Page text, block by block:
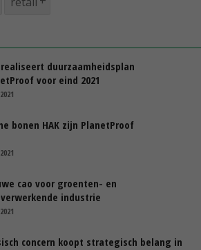
realiseert duurzaamheidsplan
voor eind 2021
bonen HAK zijn PlanetProof
cao voor groenten- en
industrie
concern koopt strategisch belang in